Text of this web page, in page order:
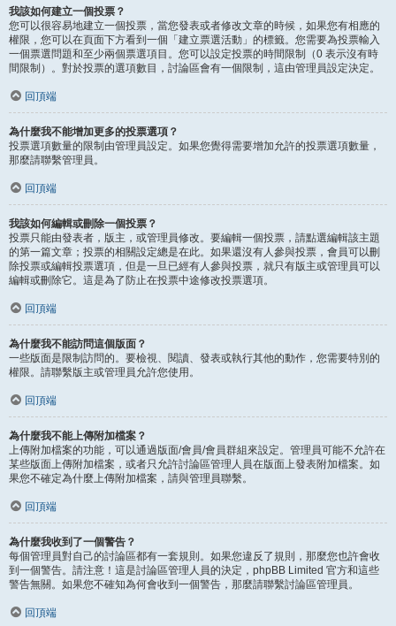
我該如何建立一個投票？
您可以很容易地建立一個投票，當您發表或者修改文章的時候，如果您有相應的
權限，您可以在頁面下方看到一個「建立票選活動」的標籤。您需要為投票輸入
一個票選問題和至少兩個票選項目。您可以設定投票的時間限制（0 表示沒有時
間限制）。對於投票的選項數目，討論區會有一個限制，這由管理員設定決定。
回頂端
為什麼我不能增加更多的投票選項？
投票選項數量的限制由管理員設定。如果您覺得需要增加允許的投票選項數量，
那麼請聯繫管理員。
回頂端
我該如何編輯或刪除一個投票？
投票只能由發表者，版主，或管理員修改。要編輯一個投票，請點選編輯該主題
的第一篇文章；投票的相關設定總是在此。如果還沒有人參與投票，會員可以刪
除投票或編輯投票選項，但是一旦已經有人參與投票，就只有版主或管理員可以
編輯或刪除它。這是為了防止在投票中途修改投票選項。
回頂端
為什麼我不能訪問這個版面？
一些版面是限制訪問的。要檢視、閱讀、發表或執行其他的動作，您需要特別的
權限。請聯繫版主或管理員允許您使用。
回頂端
為什麼我不能上傳附加檔案？
上傳附加檔案的功能，可以通過版面/會員/會員群組來設定。管理員可能不允許在
某些版面上傳附加檔案，或者只允許討論區管理人員在版面上發表附加檔案。如
果您不確定為什麼上傳附加檔案，請與管理員聯繫。
回頂端
為什麼我收到了一個警告？
每個管理員對自己的討論區都有一套規則。如果您違反了規則，那麼您也許會收
到一個警告。請注意！這是討論區管理人員的決定，phpBB Limited 官方和這些
警告無關。如果您不確知為何會收到一個警告，那麼請聯繫討論區管理員。
回頂端